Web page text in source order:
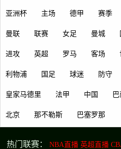
亚洲杯 主场 德甲 赛季
曼联 联赛 女足 曼城
进攻 英超 罗马 客场
利物浦 国足 球迷 防守
皇家马德里 法甲 中国
北京 那不勒斯 巴塞罗那
热门联赛： NBA直播 英超直播